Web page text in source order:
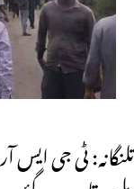
تلنگانہ: ٹی جی